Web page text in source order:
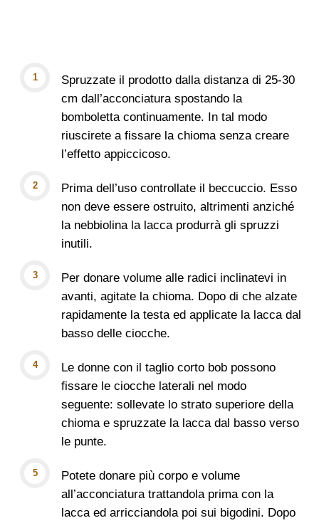
Spruzzate il prodotto dalla distanza di 25-30
cm dall’acconciatura spostando la
bomboletta continuamente. In tal modo
riuscirete a fissare la chioma senza creare
l’effetto appiccicoso.
Prima dell’uso controllate il beccuccio. Esso
non deve essere ostruito, altrimenti anziché
la nebbiolina la lacca produrrà gli spruzzi
inutili.
Per donare volume alle radici inclinatevi in
avanti, agitate la chioma. Dopo di che alzate
rapidamente la testa ed applicate la lacca dal
basso delle ciocche.
Le donne con il taglio corto bob possono
fissare le ciocche laterali nel modo
seguente: sollevate lo strato superiore della
chioma e spruzzate la lacca dal basso verso
le punte.
Potete donare più corpo e volume
all’acconciatura trattandola prima con la
lacca ed arricciandola poi sui bigodini. Dopo